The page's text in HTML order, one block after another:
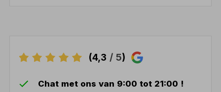
(4,3 / 5)
Chat met ons van 9:00 tot 21:00 !